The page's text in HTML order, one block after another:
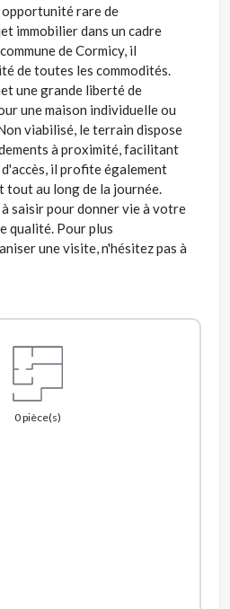
rare de
immobilier dans un cadre
de Cormicy, il
de toutes les commodités.
une grande liberté de
une maison individuelle ou
viabilisé, le terrain dispose
à proximité, facilitant
il profite également
tout au long de la journée.
saisir pour donner vie à votre
qualité. Pour plus
une visite, n'hésitez pas à
0 pièce(s)